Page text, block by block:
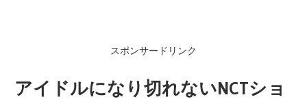
スポンサードリンク
アイドルになり切れないNCTショ